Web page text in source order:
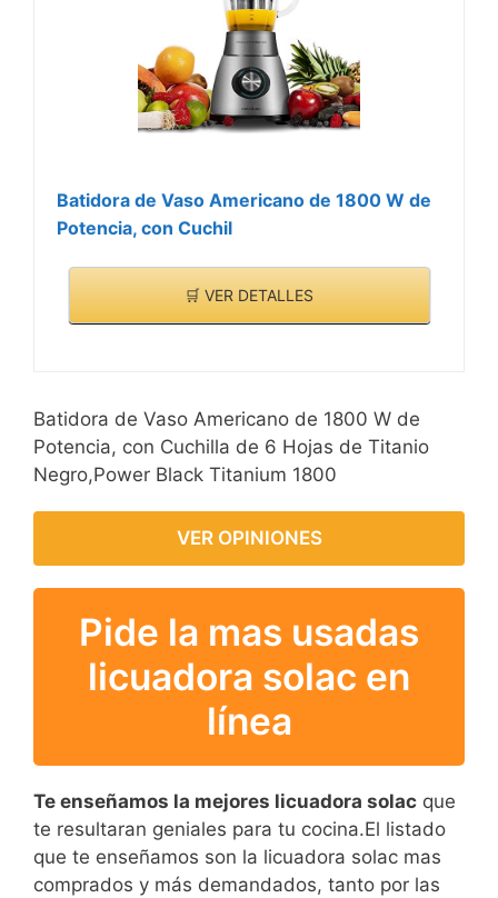
Batidora de Vaso Americano de 1800 W de
Potencia, con Cuchil
🛒 VER DETALLES
Batidora de Vaso Americano de 1800 W de
Potencia, con Cuchilla de 6 Hojas de Titanio
Negro,Power Black Titanium 1800
VER OPINIONES
Pide la mas usadas
licuadora solac en
línea
Te enseñamos la mejores licuadora solac que
te resultaran geniales para tu cocina.El listado
que te enseñamos son la licuadora solac mas
comprados y más demandados, tanto por las